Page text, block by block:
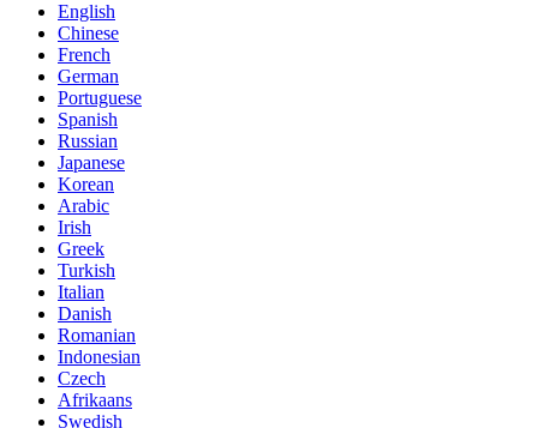
English
Chinese
French
German
Portuguese
Spanish
Russian
Japanese
Korean
Arabic
Irish
Greek
Turkish
Italian
Danish
Romanian
Indonesian
Czech
Afrikaans
Swedish